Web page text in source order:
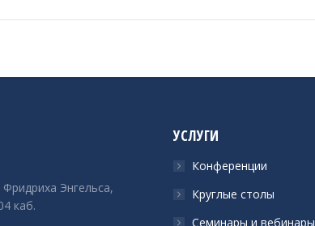
Энгельса,
каб.
УСЛУГИ
Конференции
Круглые столы
Семинары и вебинары